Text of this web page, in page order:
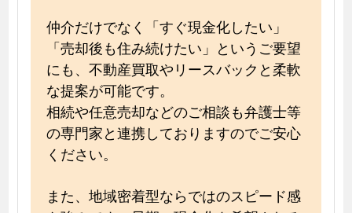
仲介だけでなく「すぐ現金化したい」
「売却後も住み続けたい」というご要望
にも、不動産買取やリースバックと柔軟
な提案が可能です。
相続や任意売却などのご相談も弁護士等
の専門家と連携しておりますのでご安心
ください。
また、地域密着型ならではのスピード感